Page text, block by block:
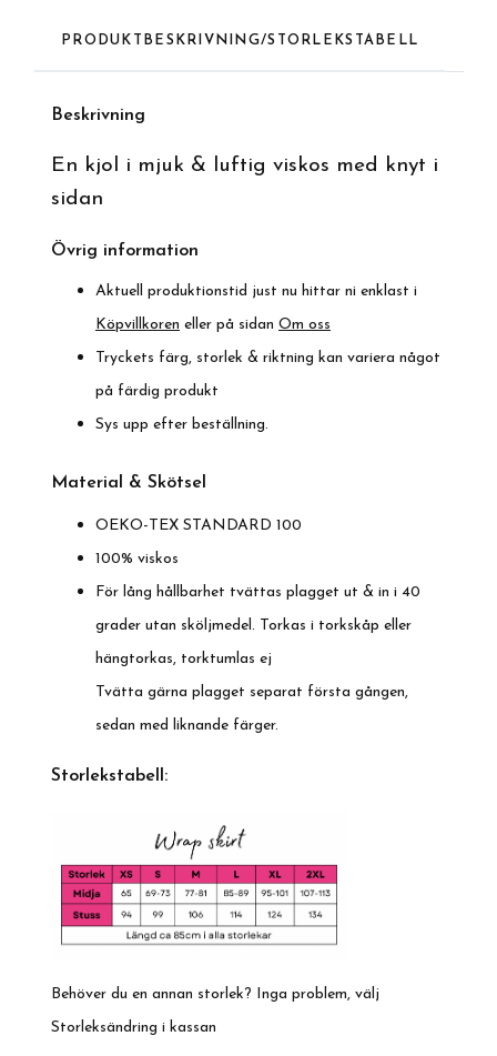
PRODUKTBESKRIVNING/STORLEKSTABELL
Beskrivning
En kjol i mjuk & luftig viskos med knyt i
sidan
Övrig information
Aktuell produktionstid just nu hittar ni enklast i
Köpvillkoren eller på sidan Om oss
Tryckets färg, storlek & riktning kan variera något
på färdig produkt
Sys upp efter beställning.
Material & Skötsel
OEKO-TEX STANDARD 100
100% viskos
För lång hållbarhet tvättas plagget ut & in i 40
grader utan sköljmedel. Torkas i torkskåp eller
hängtorkas, torktumlas ej
Tvätta gärna plagget separat första gången,
sedan med liknande färger.
Storlekstabell:
Behöver du en annan storlek? Inga problem, välj
Storleksändring i kassan